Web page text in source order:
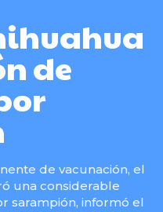
de
de vacunación, el
una considerable
sarampión, informó el